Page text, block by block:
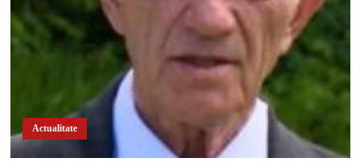
Actualitate